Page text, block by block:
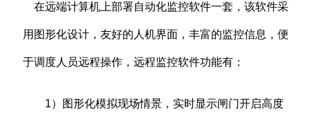
在远端计算机上部署自动化监控软件一套，该软件采
用图形化设计，友好的人机界面，丰富的监控信息，便
于调度人员远程操作，远程监控软件功能有：
1）图形化模拟现场情景，实时显示闸门开启高度